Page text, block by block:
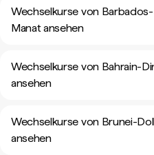
Wechselkurse von
Manat ansehen
Wechselkurse von Bahrain-
ansehen
Wechselkurse von Brunei-
ansehen